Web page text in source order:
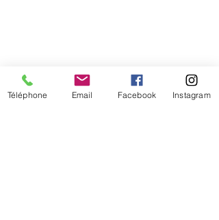
Téléphone Email Facebook Instagram